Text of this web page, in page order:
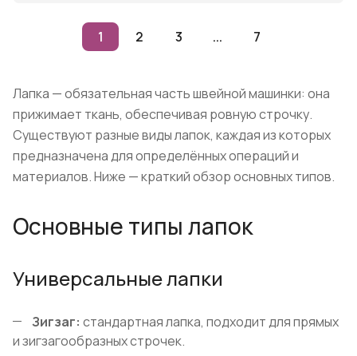
1 2 3 ... 7
Лапка — обязательная часть швейной машинки: она
прижимает ткань, обеспечивая ровную строчку.
Существуют разные виды лапок, каждая из которых
предназначена для определённых операций и
материалов. Ниже — краткий обзор основных типов.
Основные типы лапок
Универсальные лапки
Зигзаг: стандартная лапка, подходит для прямых
и зигзагообразных строчек.